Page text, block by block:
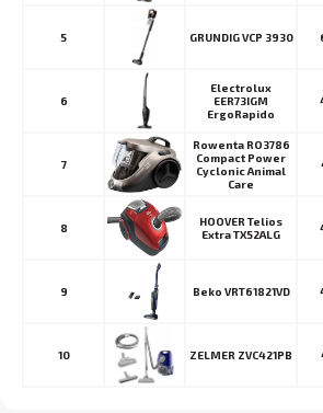
5 GRUNDIG VCP 3930
6
Electrolux
EER73IGM
ErgoRapido
7
Rowenta RO3786
Compact Power
Cyclonic Animal
Care
8
HOOVER Telios
Extra TX52ALG
9 Beko VRT61821VD
10 ZELMER ZVC421PB